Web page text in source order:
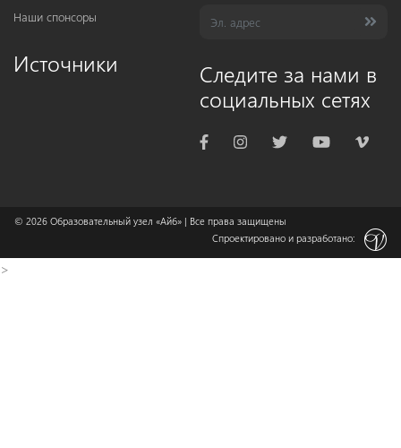
Наши спонсоры
Источники
Следите за нами в
социальных сетях
© 2026 Образовательный узел «Айб» | Все права защищены
Спроектировано и разработано:
>